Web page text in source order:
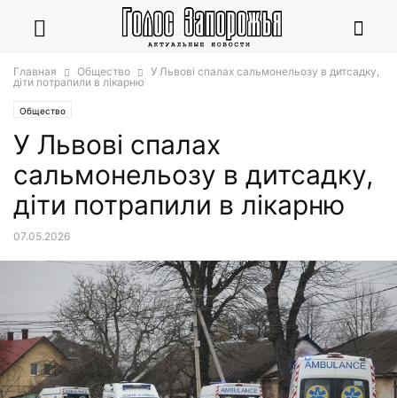
Главная Общество
У Львові спалах сальмонельозу в дитсадку,
діти потрапили в лікарню
Общество
У Львові спалах
сальмонельозу в дитсадку,
діти потрапили в лікарню
07.05.2026